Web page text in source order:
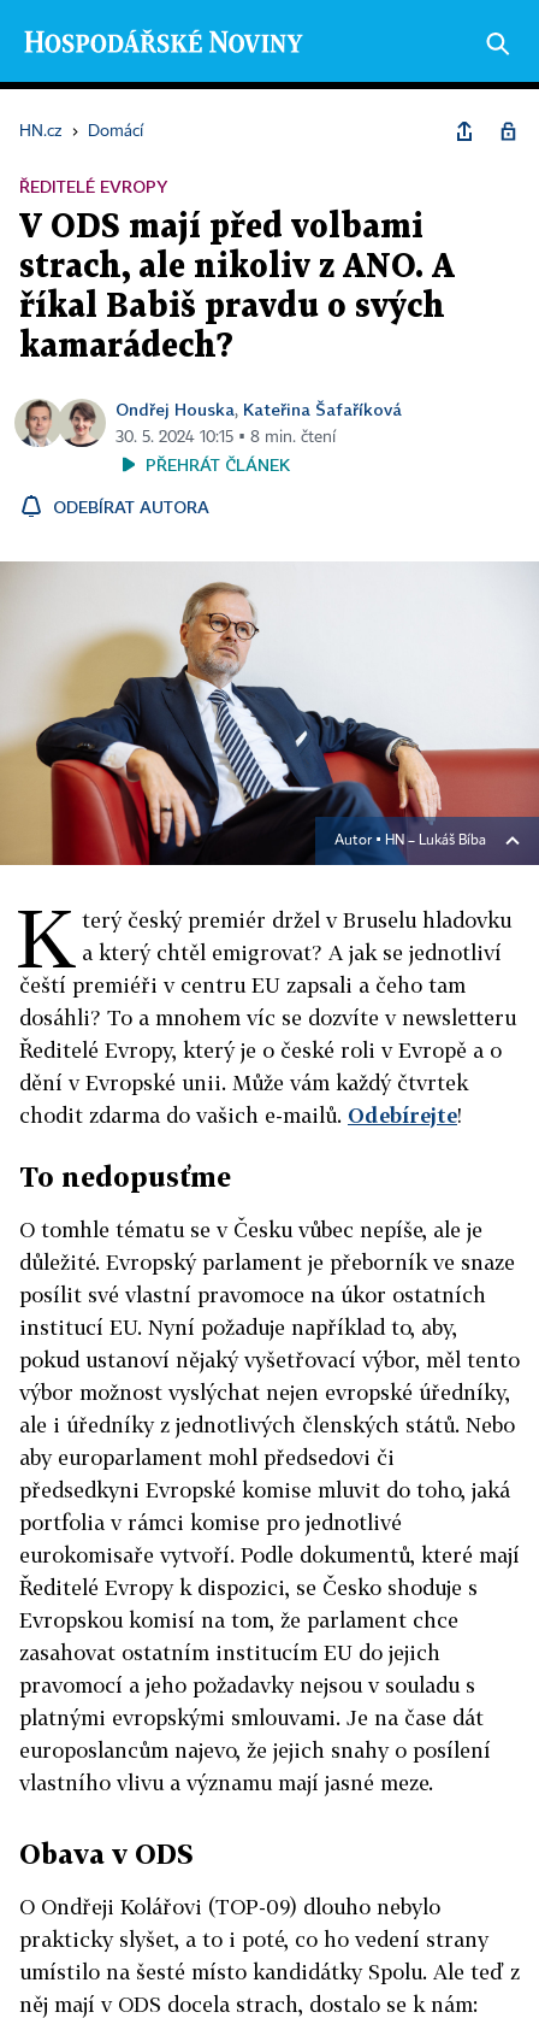
HN.cz › Domácí
ŘEDITELÉ EVROPY
V ODS mají před volbami
strach, ale nikoliv z ANO. A
říkal Babiš pravdu o svých
kamarádech?
Ondřej Houska, Kateřina Šafaříková
30. 5. 2024 10:15 ▪ 8 min. čtení
PŘEHRÁT ČLÁNEK
ODEBÍRAT AUTORA
Autor ▪ HN – Lukáš Bíba
K terý český premiér držel v Bruselu hladovku
a který chtěl emigrovat? A jak se jednotliví
čeští premiéři v centru EU zapsali a čeho tam
dosáhli? To a mnohem víc se dozvíte v newsletteru
Ředitelé Evropy, který je o české roli v Evropě a o
dění v Evropské unii. Může vám každý čtvrtek
chodit zdarma do vašich e-mailů. Odebírejte!
To nedopusťme
O tomhle tématu se v Česku vůbec nepíše, ale je
důležité. Evropský parlament je přeborník ve snaze
posílit své vlastní pravomoce na úkor ostatních
institucí EU. Nyní požaduje například to, aby,
pokud ustanoví nějaký vyšetřovací výbor, měl tento
výbor možnost vyslýchat nejen evropské úředníky,
ale i úředníky z jednotlivých členských států. Nebo
aby europarlament mohl předsedovi či
předsedkyni Evropské komise mluvit do toho, jaká
portfolia v rámci komise pro jednotlivé
eurokomisaře vytvoří. Podle dokumentů, které mají
Ředitelé Evropy k dispozici, se Česko shoduje s
Evropskou komisí na tom, že parlament chce
zasahovat ostatním institucím EU do jejich
pravomocí a jeho požadavky nejsou v souladu s
platnými evropskými smlouvami. Je na čase dát
europoslancům najevo, že jejich snahy o posílení
vlastního vlivu a významu mají jasné meze.
Obava v ODS
O Ondřeji Kolářovi (TOP-09) dlouho nebylo
prakticky slyšet, a to i poté, co ho vedení strany
umístilo na šesté místo kandidátky Spolu. Ale teď z
něj mají v ODS docela strach, dostalo se k nám: